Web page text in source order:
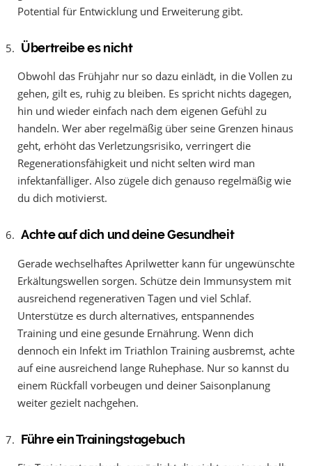
Potential für Entwicklung und Erweiterung gibt.
Übertreibe es nicht
Obwohl das Frühjahr nur so dazu einlädt, in die Vollen zu
gehen, gilt es, ruhig zu bleiben. Es spricht nichts dagegen,
hin und wieder einfach nach dem eigenen Gefühl zu
handeln. Wer aber regelmäßig über seine Grenzen hinaus
geht, erhöht das Verletzungsrisiko, verringert die
Regenerationsfähigkeit und nicht selten wird man
infektanfälliger. Also zügele dich genauso regelmäßig wie
du dich motivierst.
Achte auf dich und deine Gesundheit
Gerade wechselhaftes Aprilwetter kann für ungewünschte
Erkältungswellen sorgen. Schütze dein Immunsystem mit
ausreichend regenerativen Tagen und viel Schlaf.
Unterstütze es durch alternatives, entspannendes
Training und eine gesunde Ernährung. Wenn dich
dennoch ein Infekt im Triathlon Training ausbremst, achte
auf eine ausreichend lange Ruhephase. Nur so kannst du
einem Rückfall vorbeugen und deiner Saisonplanung
weiter gezielt nachgehen.
Führe ein Trainingstagebuch